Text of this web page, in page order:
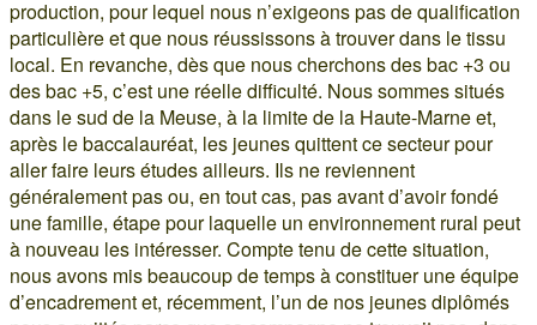
production, pour lequel nous n’exigeons pas de qualification
particulière et que nous réussissons à trouver dans le tissu
local. En revanche, dès que nous cherchons des bac +3 ou
des bac +5, c’est une réelle difficulté. Nous sommes situés
dans le sud de la Meuse, à la limite de la Haute-Marne et,
après le baccalauréat, les jeunes quittent ce secteur pour
aller faire leurs études ailleurs. Ils ne reviennent
généralement pas ou, en tout cas, pas avant d’avoir fondé
une famille, étape pour laquelle un environnement rural peut
à nouveau les intéresser. Compte tenu de cette situation,
nous avons mis beaucoup de temps à constituer une équipe
d’encadrement et, récemment, l’un de nos jeunes diplômés